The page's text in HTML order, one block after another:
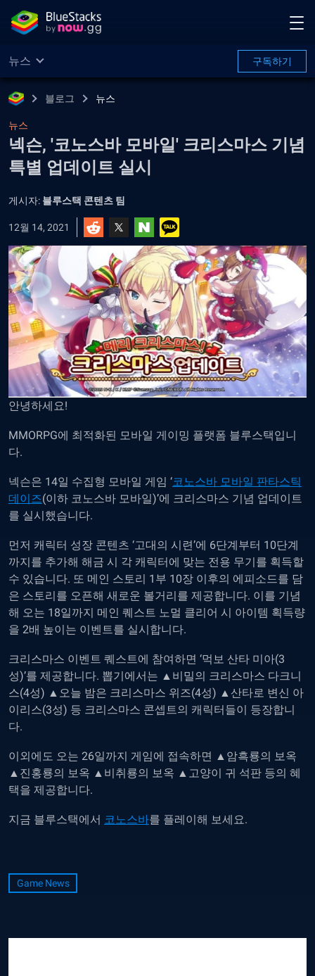
뉴스 구독하기
블로그 뉴스
뉴스
넥슨, '코노스바 모바일' 크리스마스 기념
특별 업데이트 실시
게시자: 블루스택 콘텐츠 팀
12월 14, 2021
안녕하세요!
MMORPG에 최적화된 모바일 게이밍 플랫폼 블루스택입니
다.
넥슨은 14일 수집형 모바일 게임 ‘코노스바 모바일 판타스틱
데이즈(이하 코노스바 모바일)’에 크리스마스 기념 업데이트
를 실시했습니다.
먼저 캐릭터 성장 콘텐츠 ‘고대의 시련’에 6단계부터 10단계
까지를 추가해 해금 시 각 캐릭터에 맞는 전용 무기를 획득할
수 있습니다. 또 메인 스토리 1부 10장 이후의 에피소드를 담
은 스토리를 오픈해 새로운 볼거리를 제공합니다. 이를 기념
해 오는 18일까지 메인 퀘스트 노멀 클리어 시 아이템 획득량
을 2배 높이는 이벤트를 실시합니다.
크리스마스 이벤트 퀘스트에 참여하면 ‘먹보 산타 미아(3
성)’를 제공합니다. 뽑기에서는 ▲비밀의 크리스마스 다크니
스(4성) ▲오늘 밤은 크리스마스 위즈(4성) ▲산타로 변신 아
이리스(3성) 등 크리스마스 콘셉트의 캐릭터들이 등장합니
다.
이외에도 오는 26일까지 게임에 접속하면 ▲암흑룡의 보옥
▲진홍룡의 보옥 ▲비취룡의 보옥 ▲고양이 귀 석판 등의 혜
택을 제공합니다.
지금 블루스택에서 코노스바를 플레이해 보세요.
Game News